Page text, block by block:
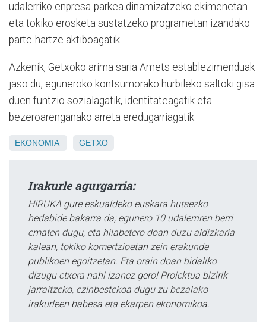
udalerriko enpresa-parkea dinamizatzeko ekimenetan
eta tokiko erosketa sustatzeko programetan izandako
parte-hartze aktiboagatik.
Azkenik, Getxoko arima saria Amets establezimenduak
jaso du, eguneroko kontsumorako hurbileko saltoki gisa
duen funtzio sozialagatik, identitateagatik eta
bezeroarenganako arreta eredugarriagatik.
EKONOMIA GETXO
Irakurle agurgarria:
HIRUKA gure eskualdeko euskara hutsezko
hedabide bakarra da; egunero 10 udalerriren berri
ematen dugu, eta hilabetero doan duzu aldizkaria
kalean, tokiko komertzioetan zein erakunde
publikoen egoitzetan. Eta orain doan bidaliko
dizugu etxera nahi izanez gero! Proiektua bizirik
jarraitzeko, ezinbestekoa dugu zu bezalako
irakurleen babesa eta ekarpen ekonomikoa.